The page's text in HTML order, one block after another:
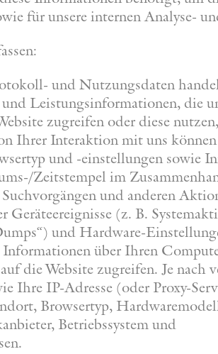
für unsere internen Analyse-
und Nutzungsdaten
Leistungsinformationen, die
zugreifen oder diese
Ihrer Interaktion mit uns
und -einstellungen sowie
Zeitstempel im
und anderen
(z. B.
und Hardware-
Informationen über Ihren
die Website zugreifen. Je nach
Ihre IP-Adresse (oder Proxy-
Browsertyp,
Betriebssystem und